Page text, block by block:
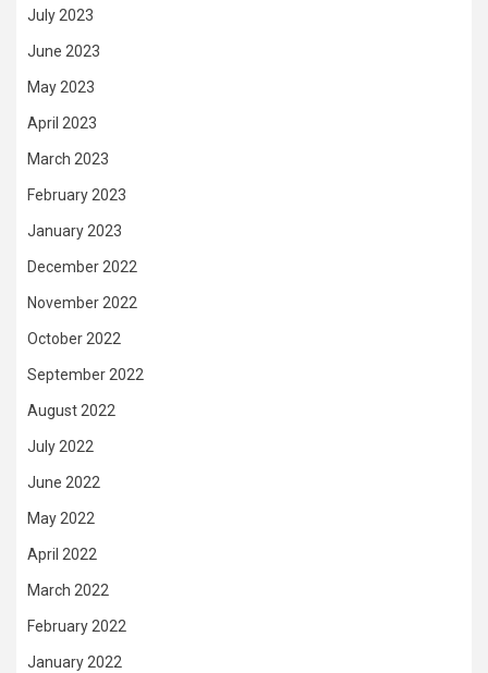
July 2023
June 2023
May 2023
April 2023
March 2023
February 2023
January 2023
December 2022
November 2022
October 2022
September 2022
August 2022
July 2022
June 2022
May 2022
April 2022
March 2022
February 2022
January 2022